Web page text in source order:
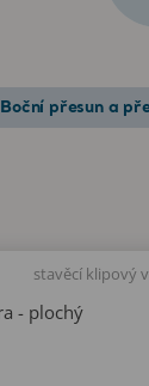
Boční přesun a
stavěcí klipový